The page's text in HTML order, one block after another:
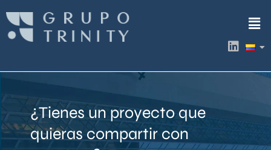
contenido
L
i
k
i
¿Tienes un proyecto que
quieras compartir con